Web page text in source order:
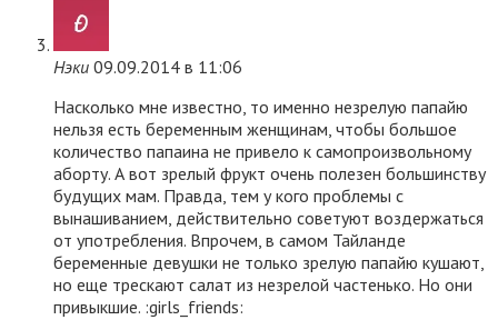
Нэки 09.09.2014 в 11:06
Насколько мне известно, то именно незрелую папайю
нельзя есть беременным женщинам, чтобы большое
количество папаина не привело к самопроизвольному
аборту. А вот зрелый фрукт очень полезен большинству
будущих мам. Правда, тем у кого проблемы с
вынашиванием, действительно советуют воздержаться
от употребления. Впрочем, в самом Тайланде
беременные девушки не только зрелую папайю кушают,
но еще трескают салат из незрелой частенько. Но они
привыкшие. :girls_friends: